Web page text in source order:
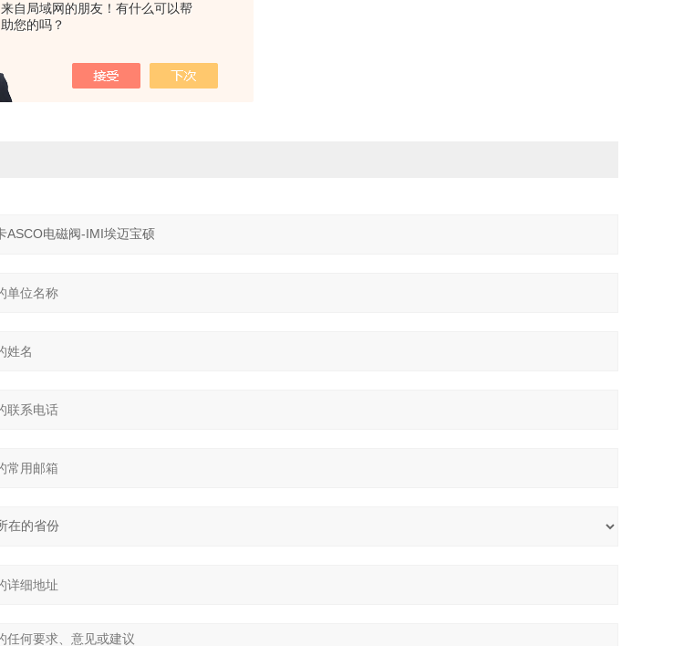
来自局域网的朋友！有什么可以帮
助您的吗？